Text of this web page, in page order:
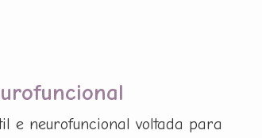
e neurofuncional voltada para